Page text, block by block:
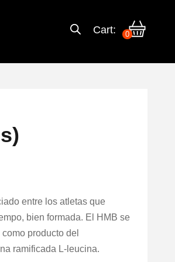
Cart: 0
entre los atletas que
bien formada. El HMB se
producto del
ramificada L-leucina.